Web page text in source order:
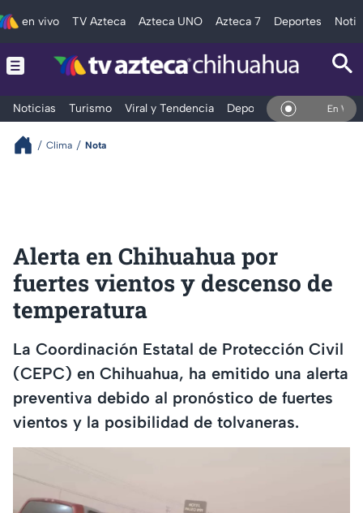
en vivo TV Azteca Azteca UNO Azteca 7 Deportes
Noticias Turismo Viral y Tendencia Deportes Espectáculos
En Vivo
Clima Nota
Alerta en Chihuahua por
fuertes vientos y descenso de
temperatura
La Coordinación Estatal de Protección Civil
(CEPC) en Chihuahua, ha emitido una alerta
preventiva debido al pronóstico de fuertes
vientos y la posibilidad de tolvaneras.